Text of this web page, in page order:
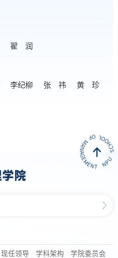
翟 润
李纪柳 张 祎 黄 珍
现任领导 学科架构
学院委员会